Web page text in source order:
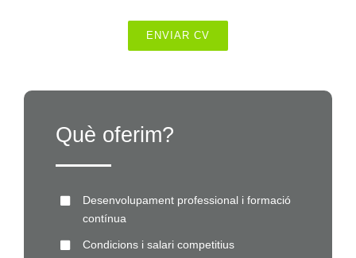
ENVIAR CV
Què oferim?
Desenvolupament professional i formació
contínua
Condicions i salari competitius